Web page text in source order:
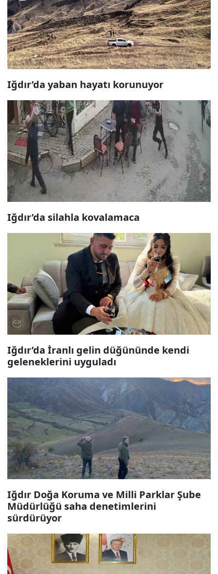
Iğdır’da yaban hayatı korunuyor
Iğdır’da silahla kovalamaca
Iğdır’da İranlı gelin düğününde kendi
geleneklerini uyguladı
Iğdır Doğa Koruma ve Milli Parklar Şube
Müdürlüğü saha denetimlerini
sürdürüyor